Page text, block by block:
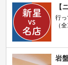
【
行っ
（
岩